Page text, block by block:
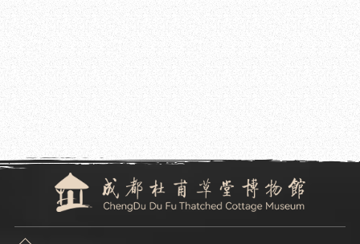
成都杜甫草堂博物馆召开2023年度工作总结大会
2024.01.09
成都杜甫草堂博物馆信息中心一行前往中国联通四川省分公司参观学习